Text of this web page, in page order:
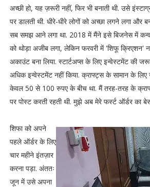
अच्छी हो, यह ज़रूरी नहीं, फिर भी बनाती थी. उसे
पर डालती थी. धीरे-धीरे लोगों को अच्छा लगने लगा और
सब समझ आने लगा था. 2018 में मैंने इसे बिजनेस में
को थोड़ा अजीब लगा, लेकिन फरवरी में 'शिफू क्रिएशन'
अकाउंट बना लिया. स्टार्टअप्स के लिए इन्वेस्टमेंट की
अधिक इन्वेस्टमेंट नहीं किया. क्राफ्ट्स के सामान के
केवल 50 से 100 रुपए के बीच था. मैं तरह-तरह के
पर पोस्ट करती रहती थी. मुझे अब मेरे फर्स्ट ऑर्डर का
शिफा को अपने
पहले ऑर्डर के लिए
चार महीने इंतज़ार
करना पड़ा. अंततः
जून में उसे अपना